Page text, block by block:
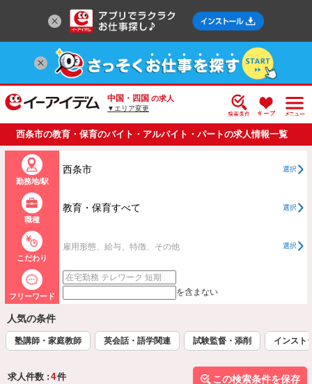
中国・四国 の求人
▼エリア変更
西条市の教育・保育のバイト・アルバイト・パートの求人情報一覧
勤務地/駅
西条市 選択
職種
教育・保育すべて 選択
こだわり
雇用形態、給与、特徴、その他 選択
フリーワード を含まない
人気の条件
塾講師・家庭教師 英会話・語学関連 試験監督・添削 インスト
求人件数 : 4件
この検索条件を保存